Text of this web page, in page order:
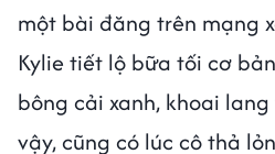
một bài đăng trên mạng
Kylie tiết lộ bữa tối cơ
bông cải xanh, khoai
vậy, cũng có lúc cô thả